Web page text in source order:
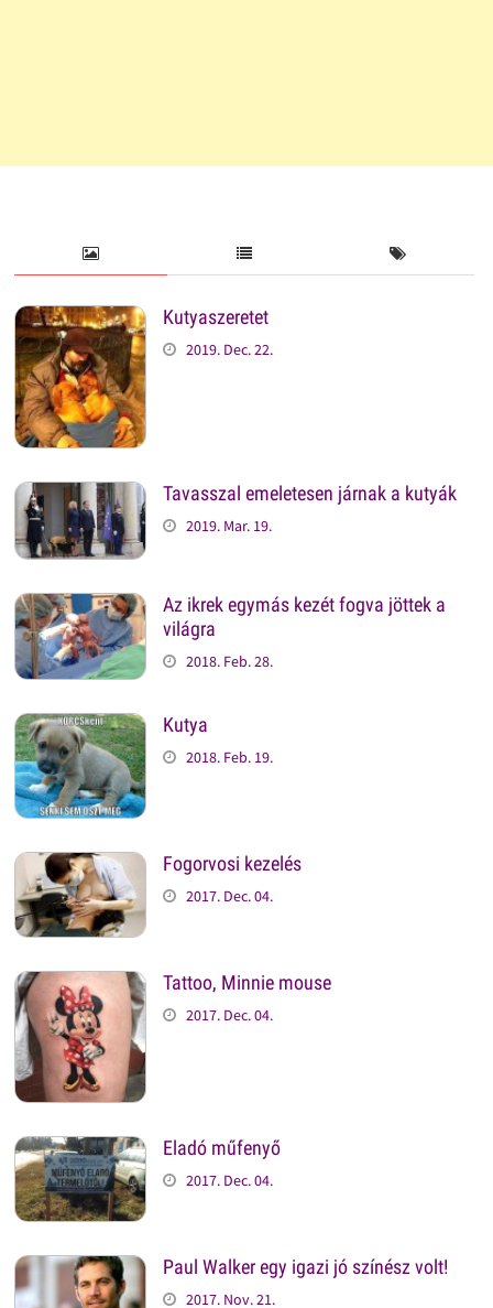
Kutyaszeretet
2019. Dec. 22.
Tavasszal emeletesen járnak a kutyák
2019. Mar. 19.
Az ikrek egymás kezét fogva jöttek a
világra
2018. Feb. 28.
Kutya
2018. Feb. 19.
Fogorvosi kezelés
2017. Dec. 04.
Tattoo, Minnie mouse
2017. Dec. 04.
Eladó műfenyő
2017. Dec. 04.
Paul Walker egy igazi jó színész volt!
2017. Nov. 21.